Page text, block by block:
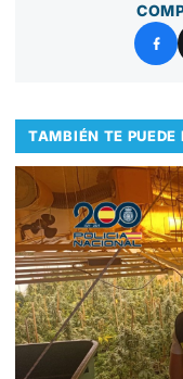
TAMBIÉN TE PUEDE